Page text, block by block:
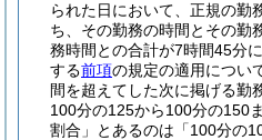
られた日において、正規の勤
ち、その勤務の時間とその勤
務時間との合計が7時間45分
する前項の規定の適用につい
間を超えてした次に掲げる勤
100分の125から100分の150
割合」とあるのは「100分の